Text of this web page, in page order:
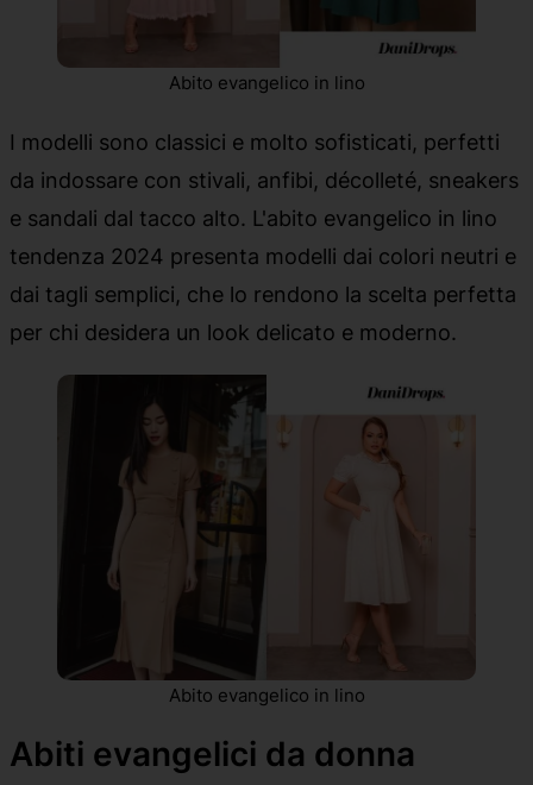
Abito evangelico in lino
I modelli sono classici e molto sofisticati, perfetti
da indossare con stivali, anfibi, décolleté, sneakers
e sandali dal tacco alto. L'abito evangelico in lino
tendenza 2024 presenta modelli dai colori neutri e
dai tagli semplici, che lo rendono la scelta perfetta
per chi desidera un look delicato e moderno.
Abito evangelico in lino
Abiti evangelici da donna